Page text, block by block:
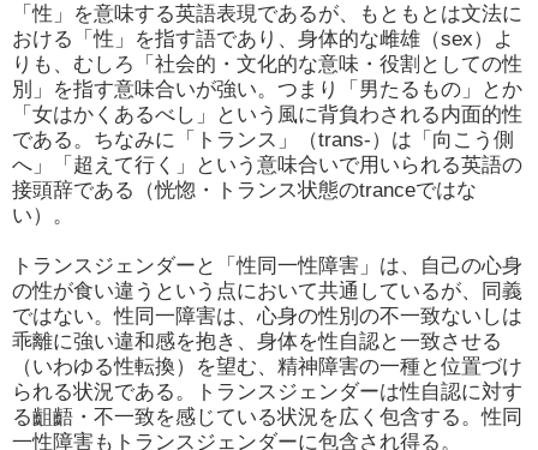
「性」を意味する英語表現であるが、もともとは文法に
おける「性」を指す語であり、身体的な雌雄（sex）よ
りも、むしろ「社会的・文化的な意味・役割としての性
別」を指す意味合いが強い。つまり「男たるもの」とか
「女はかくあるべし」という風に背負わされる内面的性
である。ちなみに「トランス」（trans-）は「向こう側
へ」「超えて行く」という意味合いで用いられる英語の
接頭辞である（恍惚・トランス状態のtranceではな
い）。
トランスジェンダーと「性同一性障害」は、自己の心身
の性が食い違うという点において共通しているが、同義
ではない。性同一障害は、心身の性別の不一致ないしは
乖離に強い違和感を抱き、身体を性自認と一致させる
（いわゆる性転換）を望む、精神障害の一種と位置づけ
られる状況である。トランスジェンダーは性自認に対す
る齟齬・不一致を感じている状況を広く包含する。性同
一性障害もトランスジェンダーに包含され得る。